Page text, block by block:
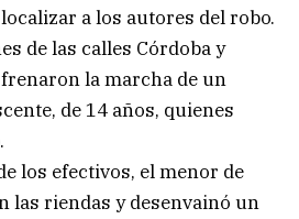
a los autores del robo.
de las calles Córdoba y
la marcha de un
de 14 años, quienes
los efectivos, el menor de
las riendas y desenvainó un